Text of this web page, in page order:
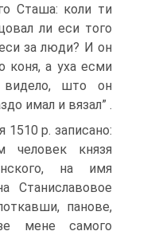
Сташа: коли ти
ли еси того
за люди? И он
коня, а уха есми
што он
имал и вязал” .
1510 р. записано:
человек князя
на имя
Станиславовое
панове,
мене самого